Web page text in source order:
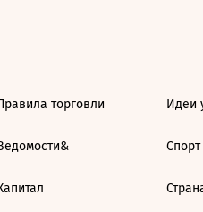
торговли Идеи
Спорт